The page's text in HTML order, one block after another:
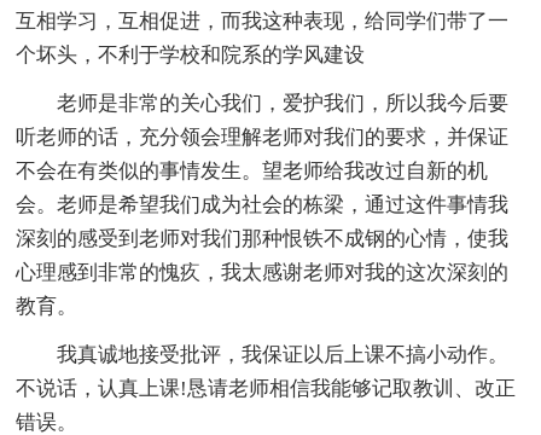
互相学习，互相促进，而我这种表现，给同学们带了一
个坏头，不利于学校和院系的学风建设
老师是非常的关心我们，爱护我们，所以我今后要
听老师的话，充分领会理解老师对我们的要求，并保证
不会在有类似的事情发生。望老师给我改过自新的机
会。老师是希望我们成为社会的栋梁，通过这件事情我
深刻的感受到老师对我们那种恨铁不成钢的心情，使我
心理感到非常的愧疚，我太感谢老师对我的这次深刻的
教育。
我真诚地接受批评，我保证以后上课不搞小动作。
不说话，认真上课!恳请老师相信我能够记取教训、改正
错误。